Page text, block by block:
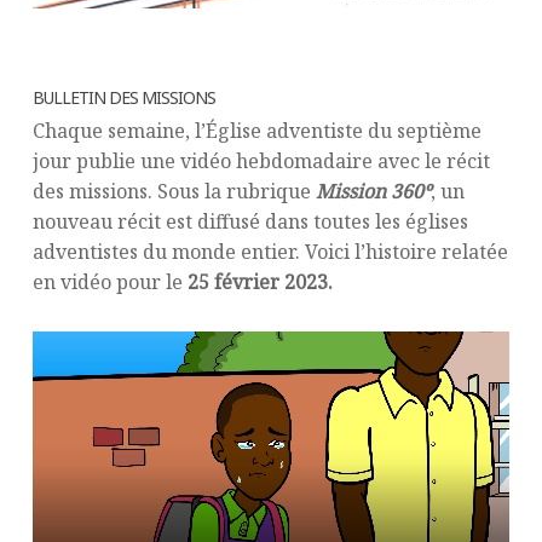
BULLETIN DES MISSIONS
Chaque semaine, l’Église adventiste du septième
jour publie une vidéo hebdomadaire avec le récit
des missions. Sous la rubrique Mission 360º, un
nouveau récit est diffusé dans toutes les églises
adventistes du monde entier. Voici l’histoire relatée
en vidéo pour le 25 février 2023.
vidéo